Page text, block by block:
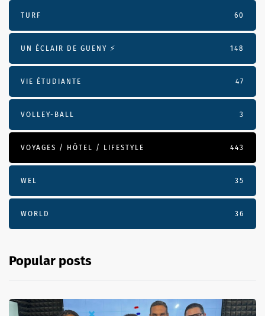
TURF 60
UN ÉCLAIR DE GUENY ⚡️ 148
VIE ÉTUDIANTE 47
VOLLEY-BALL 3
VOYAGES / HÔTEL / LIFESTYLE 443
WEL 35
WORLD 36
Popular posts